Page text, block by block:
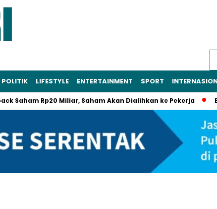
POLITIK LIFESTYLE ENTERTAINMENT SPORT
Rp20 Miliar, Saham Akan Dialihkan ke Pekerja